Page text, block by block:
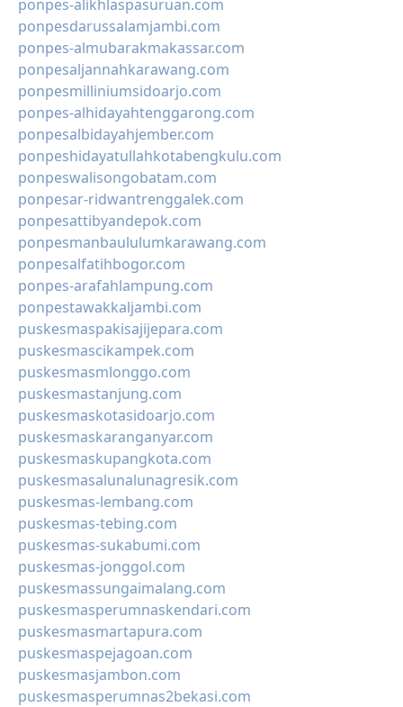
ponpes-alikhlaspasuruan.com
ponpesdarussalamjambi.com
ponpes-almubarakmakassar.com
ponpesaljannahkarawang.com
ponpesmilliniumsidoarjo.com
ponpes-alhidayahtenggarong.com
ponpesalbidayahjember.com
ponpeshidayatullahkotabengkulu.com
ponpeswalisongobatam.com
ponpesar-ridwantrenggalek.com
ponpesattibyandepok.com
ponpesmanbaululumkarawang.com
ponpesalfatihbogor.com
ponpes-arafahlampung.com
ponpestawakkaljambi.com
puskesmaspakisajijepara.com
puskesmascikampek.com
puskesmasmlonggo.com
puskesmastanjung.com
puskesmaskotasidoarjo.com
puskesmaskaranganyar.com
puskesmaskupangkota.com
puskesmasalunalunagresik.com
puskesmas-lembang.com
puskesmas-tebing.com
puskesmas-sukabumi.com
puskesmas-jonggol.com
puskesmassungaimalang.com
puskesmasperumnaskendari.com
puskesmasmartapura.com
puskesmaspejagoan.com
puskesmasjambon.com
puskesmasperumnas2bekasi.com